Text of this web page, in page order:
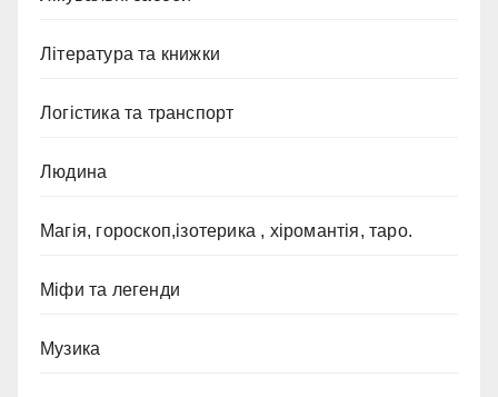
Література та книжки
Логістика та транспорт
Людина
Магія, гороскоп,ізотерика , хіромантія, таро.
Міфи та легенди
Музика